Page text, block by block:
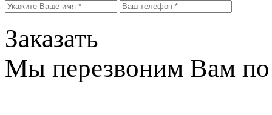
Заказать
Мы перезвоним Вам по